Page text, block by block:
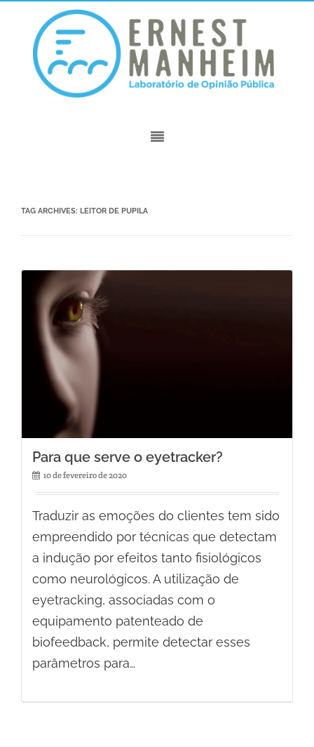
TAG ARCHIVES: LEITOR DE PUPILA
Para que serve o eyetracker?
10 de fevereiro de 2020
Traduzir as emoções do clientes tem sido
empreendido por técnicas que detectam
a indução por efeitos tanto fisiológicos
como neurológicos. A utilização de
eyetracking, associadas com o
equipamento patenteado de
biofeedback, permite detectar esses
parâmetros para…